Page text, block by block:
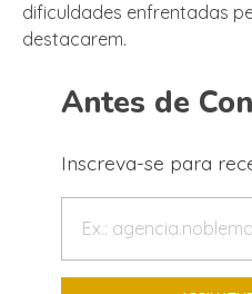
dificuldades enfrentadas
destacarem.
Antes de
Inscreva-se para